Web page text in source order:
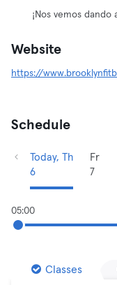
¡Nos vemos dando
Website
https://
Schedule
Today, Th
6
Fr
7
05:00
Classes